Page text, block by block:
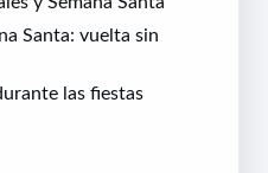
Santa: vuelta sin
las fiestas